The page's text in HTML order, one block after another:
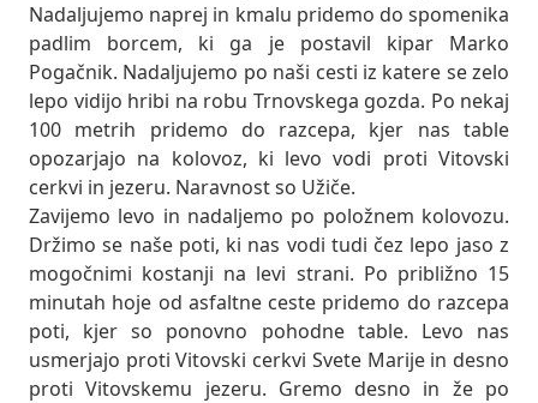
Nadaljujemo naprej in kmalu pridemo do spomenika
padlim borcem, ki ga je postavil kipar Marko
Pogačnik. Nadaljujemo po naši cesti iz katere se zelo
lepo vidijo hribi na robu Trnovskega gozda. Po nekaj
100 metrih pridemo do razcepa, kjer nas table
opozarjajo na kolovoz, ki levo vodi proti Vitovski
cerkvi in jezeru. Naravnost so Užiče.
Zavijemo levo in nadaljemo po položnem kolovozu.
Držimo se naše poti, ki nas vodi tudi čez lepo jaso z
mogočnimi kostanji na levi strani. Po približno 15
minutah hoje od asfaltne ceste pridemo do razcepa
poti, kjer so ponovno pohodne table. Levo nas
usmerjajo proti Vitovski cerkvi Svete Marije in desno
proti Vitovskemu jezeru. Gremo desno in že po